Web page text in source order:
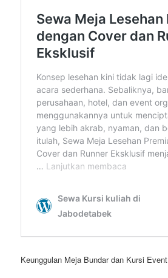
Keunggulan Meja Bundar dan Kursi Event